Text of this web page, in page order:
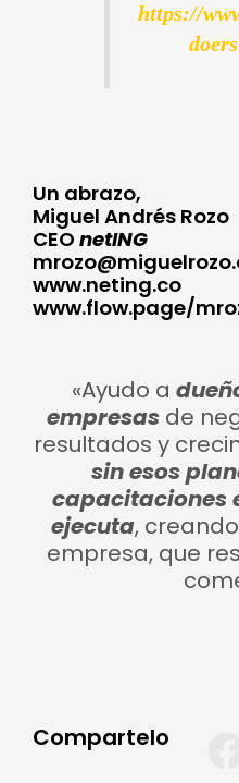
https://
Un abrazo,
Miguel Andrés Rozo
CEO netING
www.neting.co
www.flow.page/
«Ayudo a
empresasde
resultados y
sin esos
capacitaciones
ejecuta,
empresa, que
Compartelo